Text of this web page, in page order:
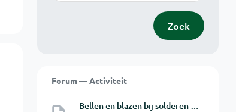
Zoek
Forum — Activiteit
Bellen en blazen bij solderen van Chinese PCBs